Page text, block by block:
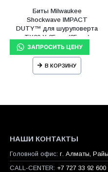
Биты Milwaukee
Shockwave IMPACT
DUTY™ для шуруповерта
TX30 Х 25 мм (25 шт)
В КОРЗИНУ
НАШИ КОНТАКТЫ
Головной офис: г. Алматы,
CALL-CENTER: +7 727 33 92 600